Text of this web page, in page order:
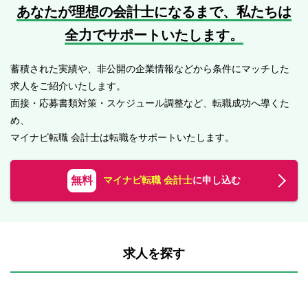
あなたが理想の会計士になるまで、 私たちは
全力でサポートいたします。
蓄積された実績や、非公開の企業情報などから条件にマッチした
求人をご紹介いたします。
面接・応募書類対策・スケジュール調整など、転職成功へ導くた
め、
マイナビ転職 会計士は転職をサポートいたします。
無料 マイナビ転職 会計士に申し込む
求人を探す